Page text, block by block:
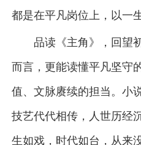
都是在平凡岗位上，以一
品读《主角》，回望
而言，更能读懂平凡坚守
值、文脉赓续的担当。小
技艺代代相传，人世历经
生如戏，时代如台，从来